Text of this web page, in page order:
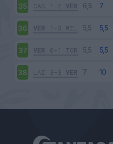
35 CAG 1-2 VER
36 VER 1-3 MIL
37 VER 0-1 TOR
38 LAZ 3-3 VER